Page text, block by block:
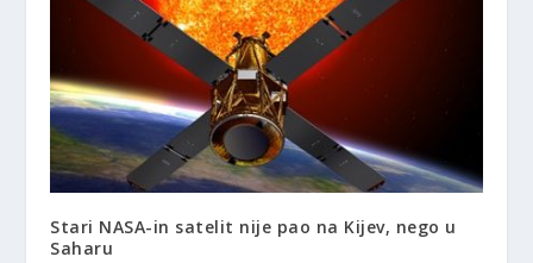
Stari NASA-in satelit nije pao na Kijev, nego u
Saharu